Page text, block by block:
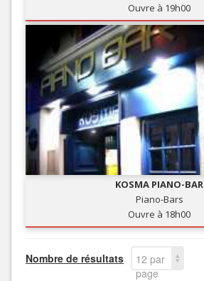
Ouvre à 19h00
KOSMA PIANO-BAR
Piano-Bars
Ouvre à 18h00
Nombre de résultats
12 par
page